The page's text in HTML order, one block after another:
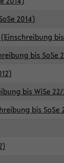
2014)
bis
bis SoSe
bis WiSe
bis SoSe